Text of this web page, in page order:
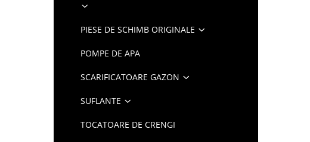
PIESE DE SCHIMB ORIGINALE
POMPE DE APA
SCARIFICATOARE GAZON
SUFLANTE
TOCATOARE DE CRENGI